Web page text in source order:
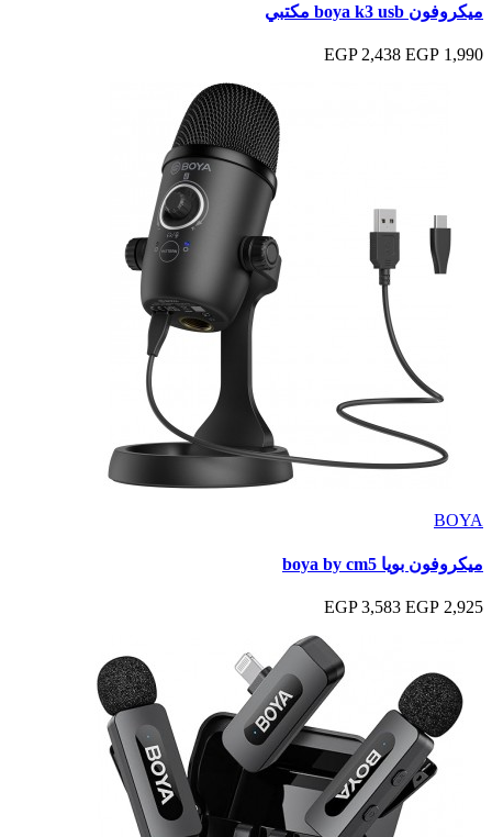
ميكروفون boya k3 usb مكتبي
1,990 EGP
2,438 EGP
BOYA
ميكروفون بويا boya by cm5
2,925 EGP
3,583 EGP